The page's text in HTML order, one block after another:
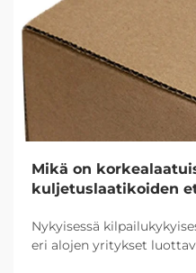
Mikä on
kuljetuslaatikoiden
Nykyisessä
eri alojen yritykset